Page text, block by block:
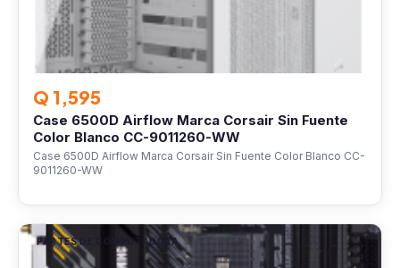
Q 1,595
Case 6500D Airflow Marca Corsair Sin Fuente
Color Blanco CC-9011260-WW
Case 6500D Airflow Marca Corsair Sin Fuente Color Blanco CC-
9011260-WW
PARTES DE COMPUTADORA